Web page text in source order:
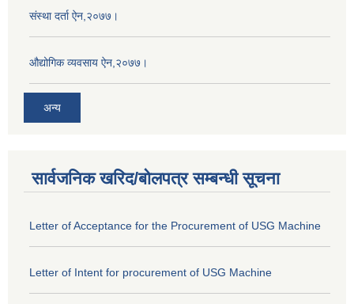
संस्था दर्ता ऐन,२०७७।
औद्योगिक व्यवसाय ऐन,२०७७।
अन्य
सार्वजनिक खरिद/बोलपत्र सम्बन्धी सूचना
Letter of Acceptance for the Procurement of USG Machine
Letter of Intent for procurement of USG Machine